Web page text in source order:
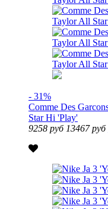
- 31%
Comme Des
Star Hi 'Play'
9258 руб 13467 руб